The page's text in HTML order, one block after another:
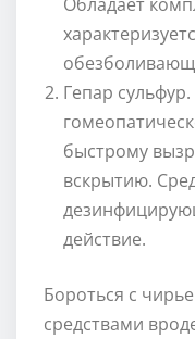
Гепар
быстрому
вскрытию.
действие.
Бороться с
средствами